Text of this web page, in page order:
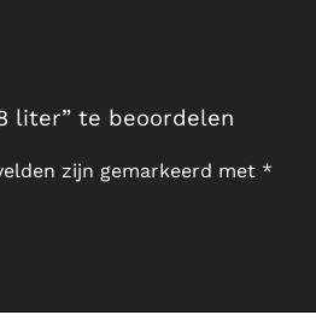
liter” te beoordelen
zijn gemarkeerd met *